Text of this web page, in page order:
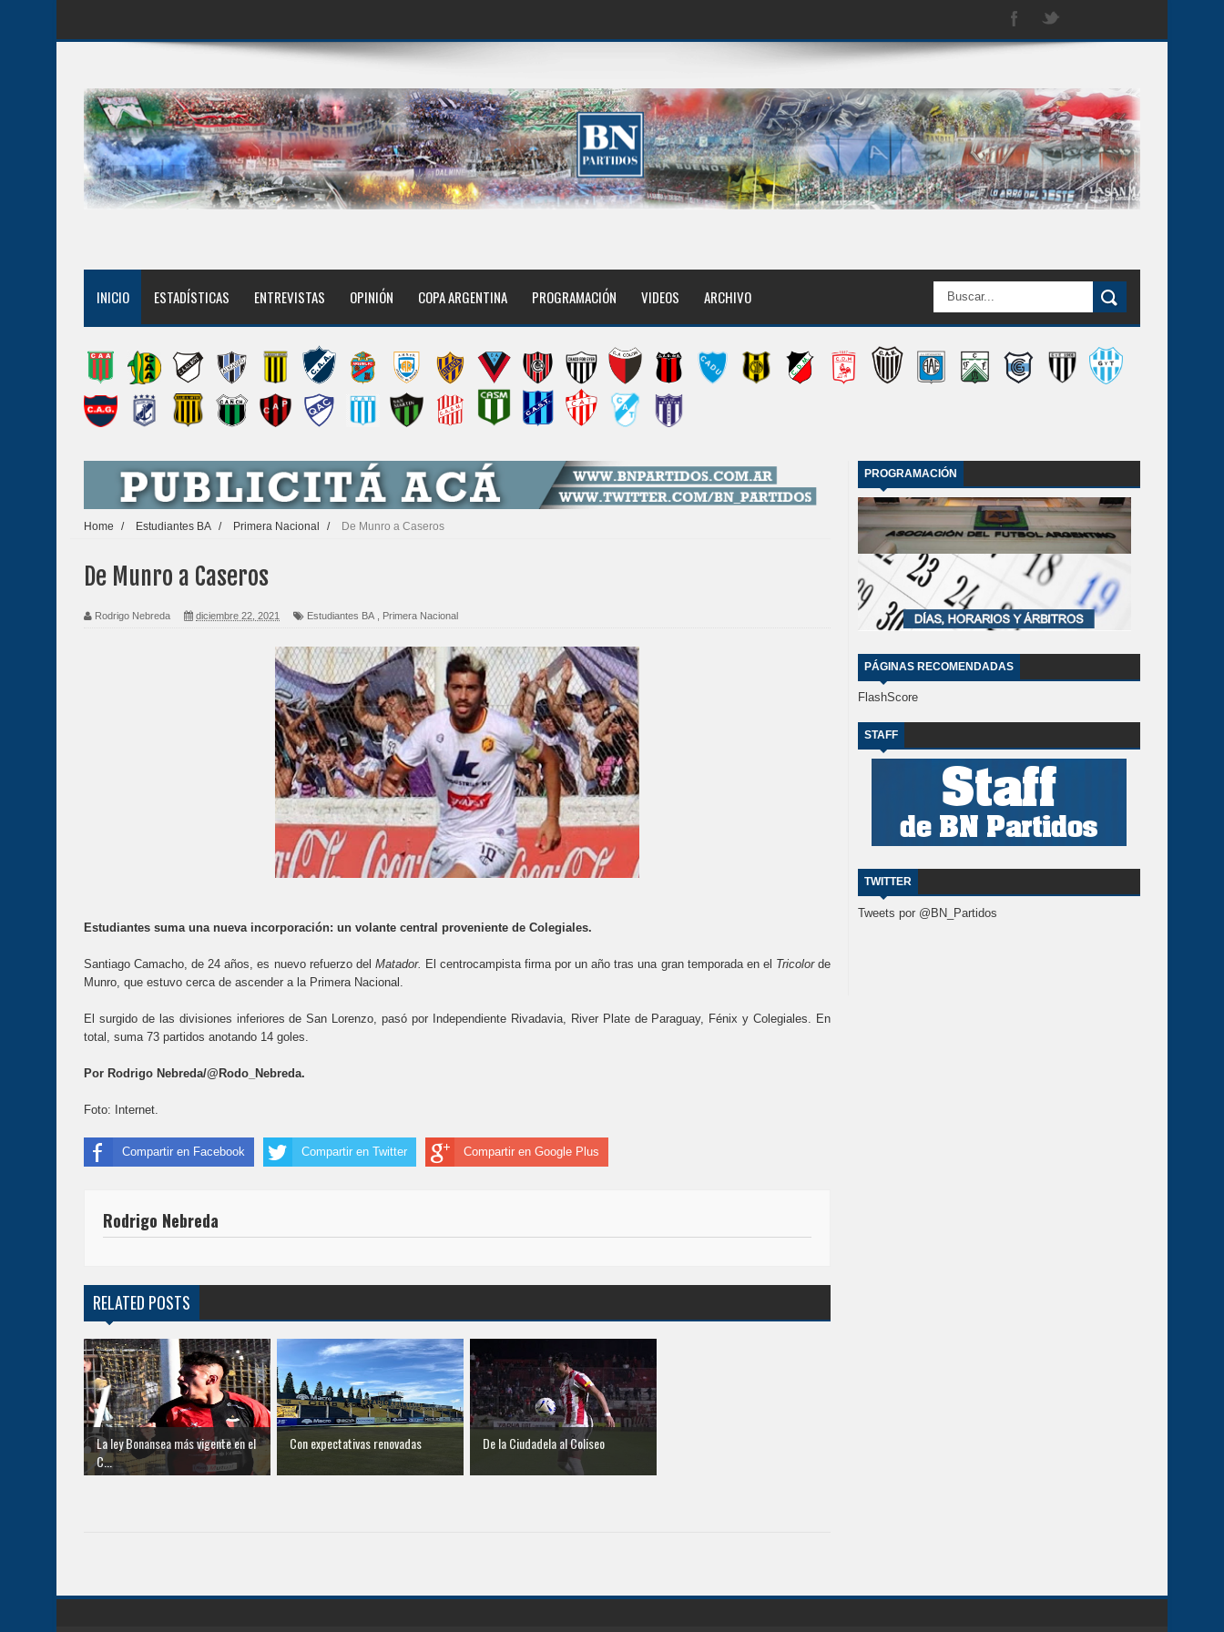
INICIO ESTADÍSTICAS ENTREVISTAS OPINIÓN COPA ARGENTINA PROGRAMACIÓN VIDEOS ARCHIVO
Home / Estudiantes BA / Primera Nacional / De Munro a Caseros
De Munro a Caseros
Rodrigo Nebreda diciembre 22, 2021 Estudiantes BA Primera Nacional
Estudiantes suma una nueva incorporación: un volante central proveniente de Colegiales.
Santiago Camacho, de 24 años, es nuevo refuerzo del Matador. El centrocampista firma por un año tras una gran temporada en el Tricolorde
Munro, que estuvo cerca de ascender a la Primera Nacional.
El surgido de las divisiones inferiores de San Lorenzo, pasó por Independiente Rivadavia, River Plate de Paraguay, Fénix y Colegiales. En
total, suma 73 partidos anotando 14 goles.
Por Rodrigo Nebreda/@Rodo_Nebreda.
Foto: Internet.
Compartir en Facebook Compartir en Twitter Compartir en Google Plus
Rodrigo Nebreda
RELATED POSTS
La ley Bonansea más vigente en el
C...
Con expectativas renovadas De la Ciudadela al Coliseo
PROGRAMACIÓN
PÁGINAS RECOMENDADAS
FlashScore
STAFF
TWITTER
Tweets por @BN_Partidos